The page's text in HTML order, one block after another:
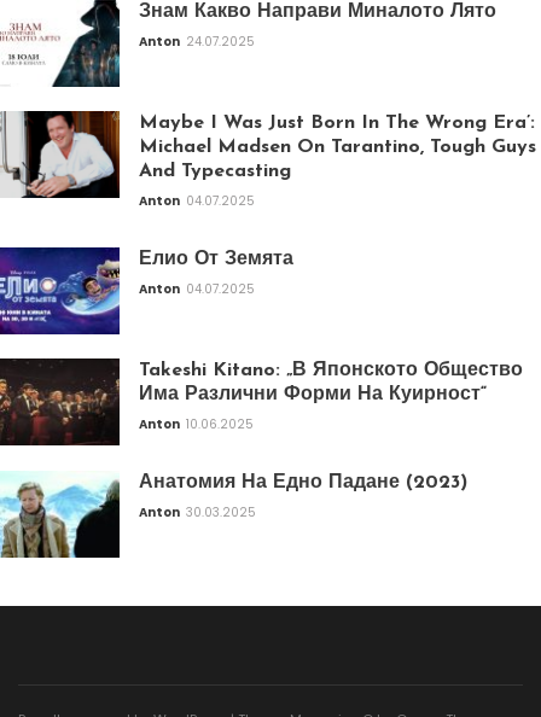
Знам Какво Направи Миналото Лято
Anton 24.07.2025
Maybe I Was Just Born In The Wrong Era’:
Michael Madsen On Tarantino, Tough Guys
And Typecasting
Anton 04.07.2025
Елио От Земята
Anton 04.07.2025
Takeshi Kitano: „В Японското Общество
Има Различни Форми На Куирност“
Anton 10.06.2025
Анатомия На Едно Падане (2023)
Anton 30.03.2025